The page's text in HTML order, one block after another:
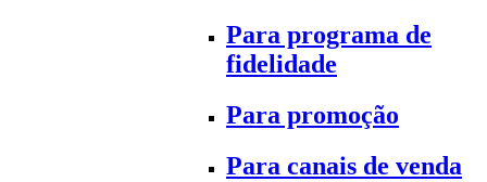
Para programa de
fidelidade
Para promoção
Para canais de venda